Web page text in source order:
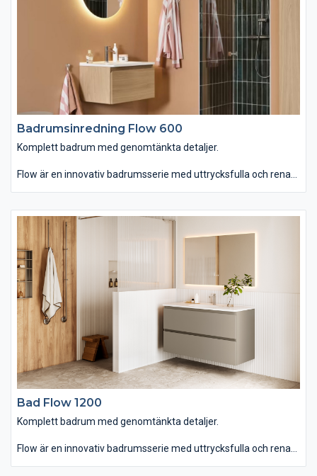
Badrumsinredning Flow 600
Komplett badrum med genomtänkta detaljer.
Flow är en innovativ badrumsserie med uttrycksfulla och rena
ett lite annorlunda uttryck kan du istället välja det
seminedfällda tvättstället Zone i oval eller rund form. Till det
kommer alla förvaringslösningar du kan önska. Passar dig som
vill ha ett komplett badrum med omsorgsfullt genomtänkta
detaljer.
Bad Flow 1200
Komplett badrum med genomtänkta detaljer.
Flow är en innovativ badrumsserie med uttrycksfulla och rena